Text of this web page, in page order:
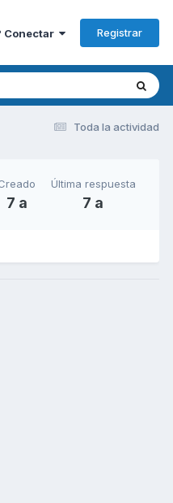
Conectar Registrar
Toda la actividad
7 a
Última respuesta
7 a